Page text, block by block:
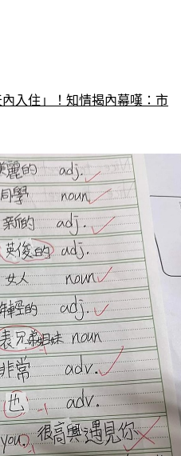
入住」！知情揭內幕嘆：市